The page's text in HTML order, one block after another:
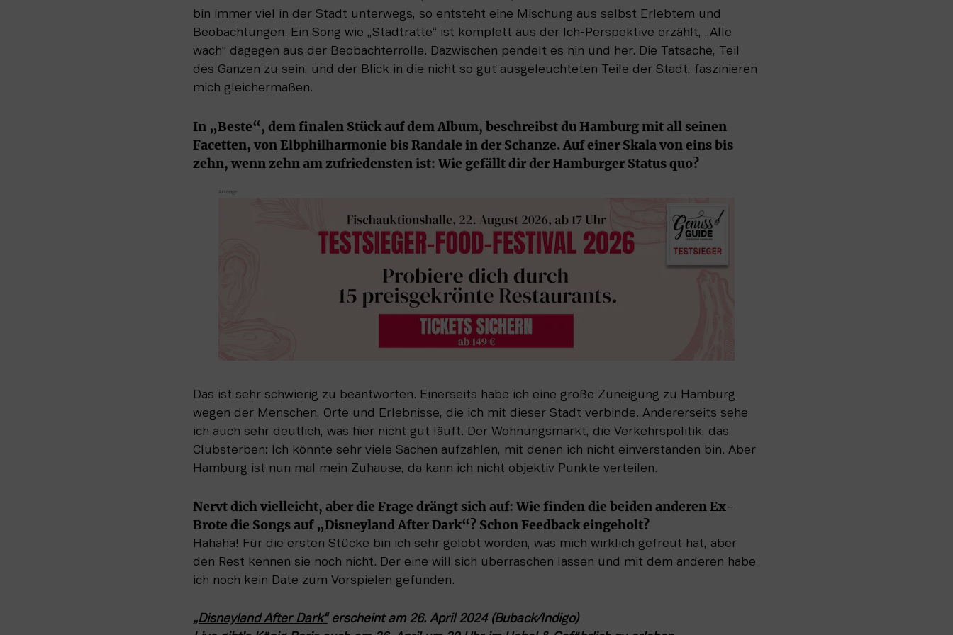
bin immer viel in der Stadt unterwegs, so entsteht eine Mischung aus selbst Erlebtem und
Beobachtungen. Ein Song wie „Stadtratte“ ist komplett aus der Ich-Perspektive erzählt, „Alle
wach“ dagegen aus der Beobachterrolle. Dazwischen pendelt es hin und her. Die Tatsache, Teil
des Ganzen zu sein, und der Blick in die nicht so gut ausgeleuchteten Teile der Stadt, faszinieren
mich gleichermaßen.
In „Beste“, dem finalen Stück auf dem Album, beschreibst du Hamburg mit all seinen
Facetten, von Elbphilharmonie bis Randale in der Schanze. Auf einer Skala von eins bis
zehn, wenn zehn am zufriedensten ist: Wie gefällt dir der Hamburger Status quo?
Das ist sehr schwierig zu beantworten. Einerseits habe ich eine große Zuneigung zu Hamburg
wegen der Menschen, Orte und Erlebnisse, die ich mit dieser Stadt verbinde. Andererseits sehe
ich auch sehr deutlich, was hier nicht gut läuft. Der Wohnungsmarkt, die Verkehrspolitik, das
Clubsterben: Ich könnte sehr viele Sachen aufzählen, mit denen ich nicht einverstanden bin. Aber
Hamburg ist nun mal mein Zuhause, da kann ich nicht objektiv Punkte verteilen.
Nervt dich vielleicht, aber die Frage drängt sich auf: Wie finden die beiden anderen Ex-
Brote die Songs auf „Disneyland After Dark“? Schon Feedback eingeholt?
Hahaha! Für die ersten Stücke bin ich sehr gelobt worden, was mich wirklich gefreut hat, aber
den Rest kennen sie noch nicht. Der eine will sich überraschen lassen und mit dem anderen habe
ich noch kein Date zum Vorspielen gefunden.
„Disneyland After Dark“ erscheint am 26. April 2024 (Buback/Indigo)